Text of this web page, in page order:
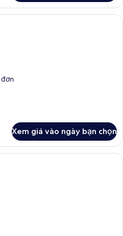
Phòng đôi Superior | Bộ đồ giường
đơn
Xem giá vào ngày bạn chọn
Phòng đơn Superior | Bộ đồ giường